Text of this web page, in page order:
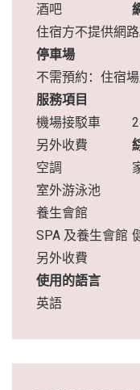
酒吧
住宿方不提供網路
停車場
不需預約：住宿
服務項目
機場接駁車
另外收費
空調
室外游泳池
養生會館
SPA 及養生會館
另外收費
使用的語言
英語